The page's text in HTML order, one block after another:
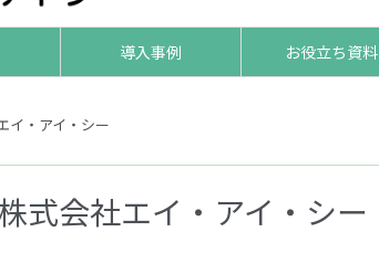
導入事例 お役立ち資料
イ・アイ・シー
式会社エイ・アイ・シー